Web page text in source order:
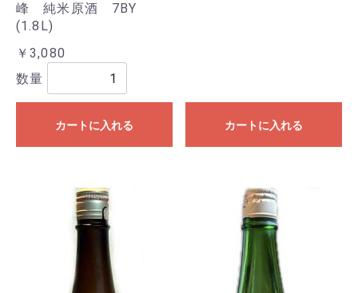
峰 純米原酒 7BY
(1.8L)
￥3,080
数量
カートに入れる カートに入れる